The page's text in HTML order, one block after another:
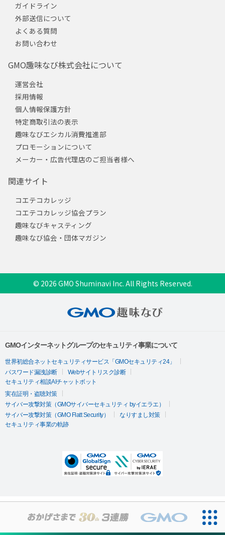
ガイドライン
外部送信について
よくある質問
お問い合わせ
GMO趣味なび株式会社について
運営会社
採用情報
個人情報保護方針
特定商取引法の表示
趣味なびエシカル消費推進部
プロモーションについて
メーカー・広告代理店のご担当者様へ
関連サイト
コエテコカレッジ
コエテコカレッジ協会プラン
趣味なびキャスティング
趣味なび協会・団体マガジン
© 2026 GMO Shuminavi Inc. All Rights Reserved.